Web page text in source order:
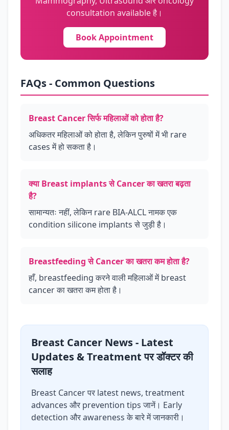
consultation available है।
Book Appointment
FAQs - Common Questions
Breast Cancer सिर्फ महिलाओं को होता है?
अधिकतर महिलाओं को होता है, लेकिन पुरुषों में भी rare
cases में हो सकता है।
क्या Breast implants से Cancer का खतरा बढ़ता
है?
सामान्यतः नहीं, लेकिन rare BIA-ALCL नामक एक
condition silicone implants से जुड़ी है।
Breastfeeding से Cancer का खतरा कम होता है?
हाँ, breastfeeding करने वाली महिलाओं में breast
cancer का खतरा कम होता है।
Breast Cancer News - Latest
Updates & Treatment पर डॉक्टर की
सलाह
Breast Cancer पर latest news, treatment
advances और prevention tips जानें। Early
detection और awareness के बारे में जानकारी।